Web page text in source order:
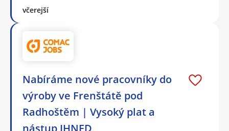
včerejší
Nabíráme nové pracovníky do
výroby ve Frenštátě pod
Radhoštěm | Vysoký plat a
nástup IHNED